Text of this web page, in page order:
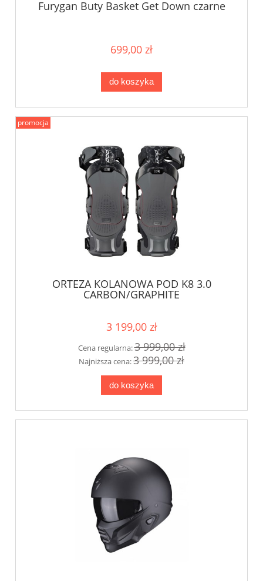
Furygan Buty Basket Get Down czarne
699,00 zł
do koszyka
ORTEZA KOLANOWA POD K8 3.0
CARBON/GRAPHITE
3 199,00 zł
Cena regularna:3 999,00 zł
Najniższa cena:3 999,00 zł
do koszyka
promocja